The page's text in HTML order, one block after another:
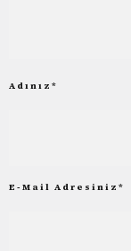
Adınız *
E-Mail Adresiniz *